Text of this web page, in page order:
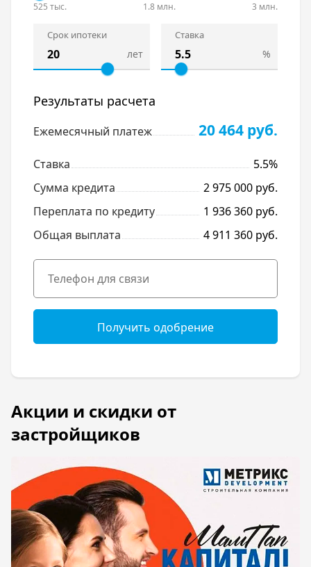
525 тыс. 1.8 млн. 3 млн.
Срок ипотеки
лет
Ставка
%
Результаты расчета
Ежемесячный платеж 20 464 руб.
Ставка
5.5%
Сумма кредита
2 975 000 руб.
Переплата по кредиту
1 936 360 руб.
Общая выплата
4 911 360 руб.
Получить одобрение